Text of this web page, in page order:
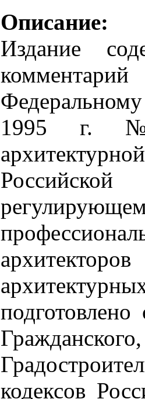
Описание:
Издание
1995 г.
Гражданского,
кодексов